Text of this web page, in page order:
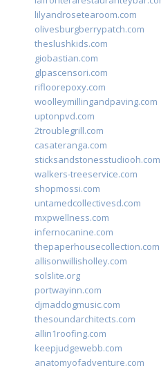
lilyandrosetearoom.com
olivesburgberrypatch.com
theslushkids.com
giobastian.com
glpascensori.com
rifloorepoxy.com
woolleymillingandpaving.com
uptonpvd.com
2troublegrill.com
casateranga.com
sticksandstonesstudiooh.com
walkers-treeservice.com
shopmossi.com
untamedcollectivesd.com
mxpwellness.com
infernocanine.com
thepaperhousecollection.com
allisonwillisholley.com
solslite.org
portwayinn.com
djmaddogmusic.com
thesoundarchitects.com
allin1roofing.com
keepjudgewebb.com
anatomyofadventure.com